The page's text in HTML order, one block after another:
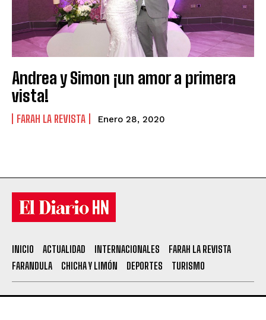
Andrea y Simon ¡un amor a primera
vista!
FARAH LA REVISTA Enero 28, 2020
INICIO ACTUALIDAD INTERNACIONALES
FARAH LA REVISTA
FARANDULA
CHICHA Y LIMÓN DEPORTES TURISMO